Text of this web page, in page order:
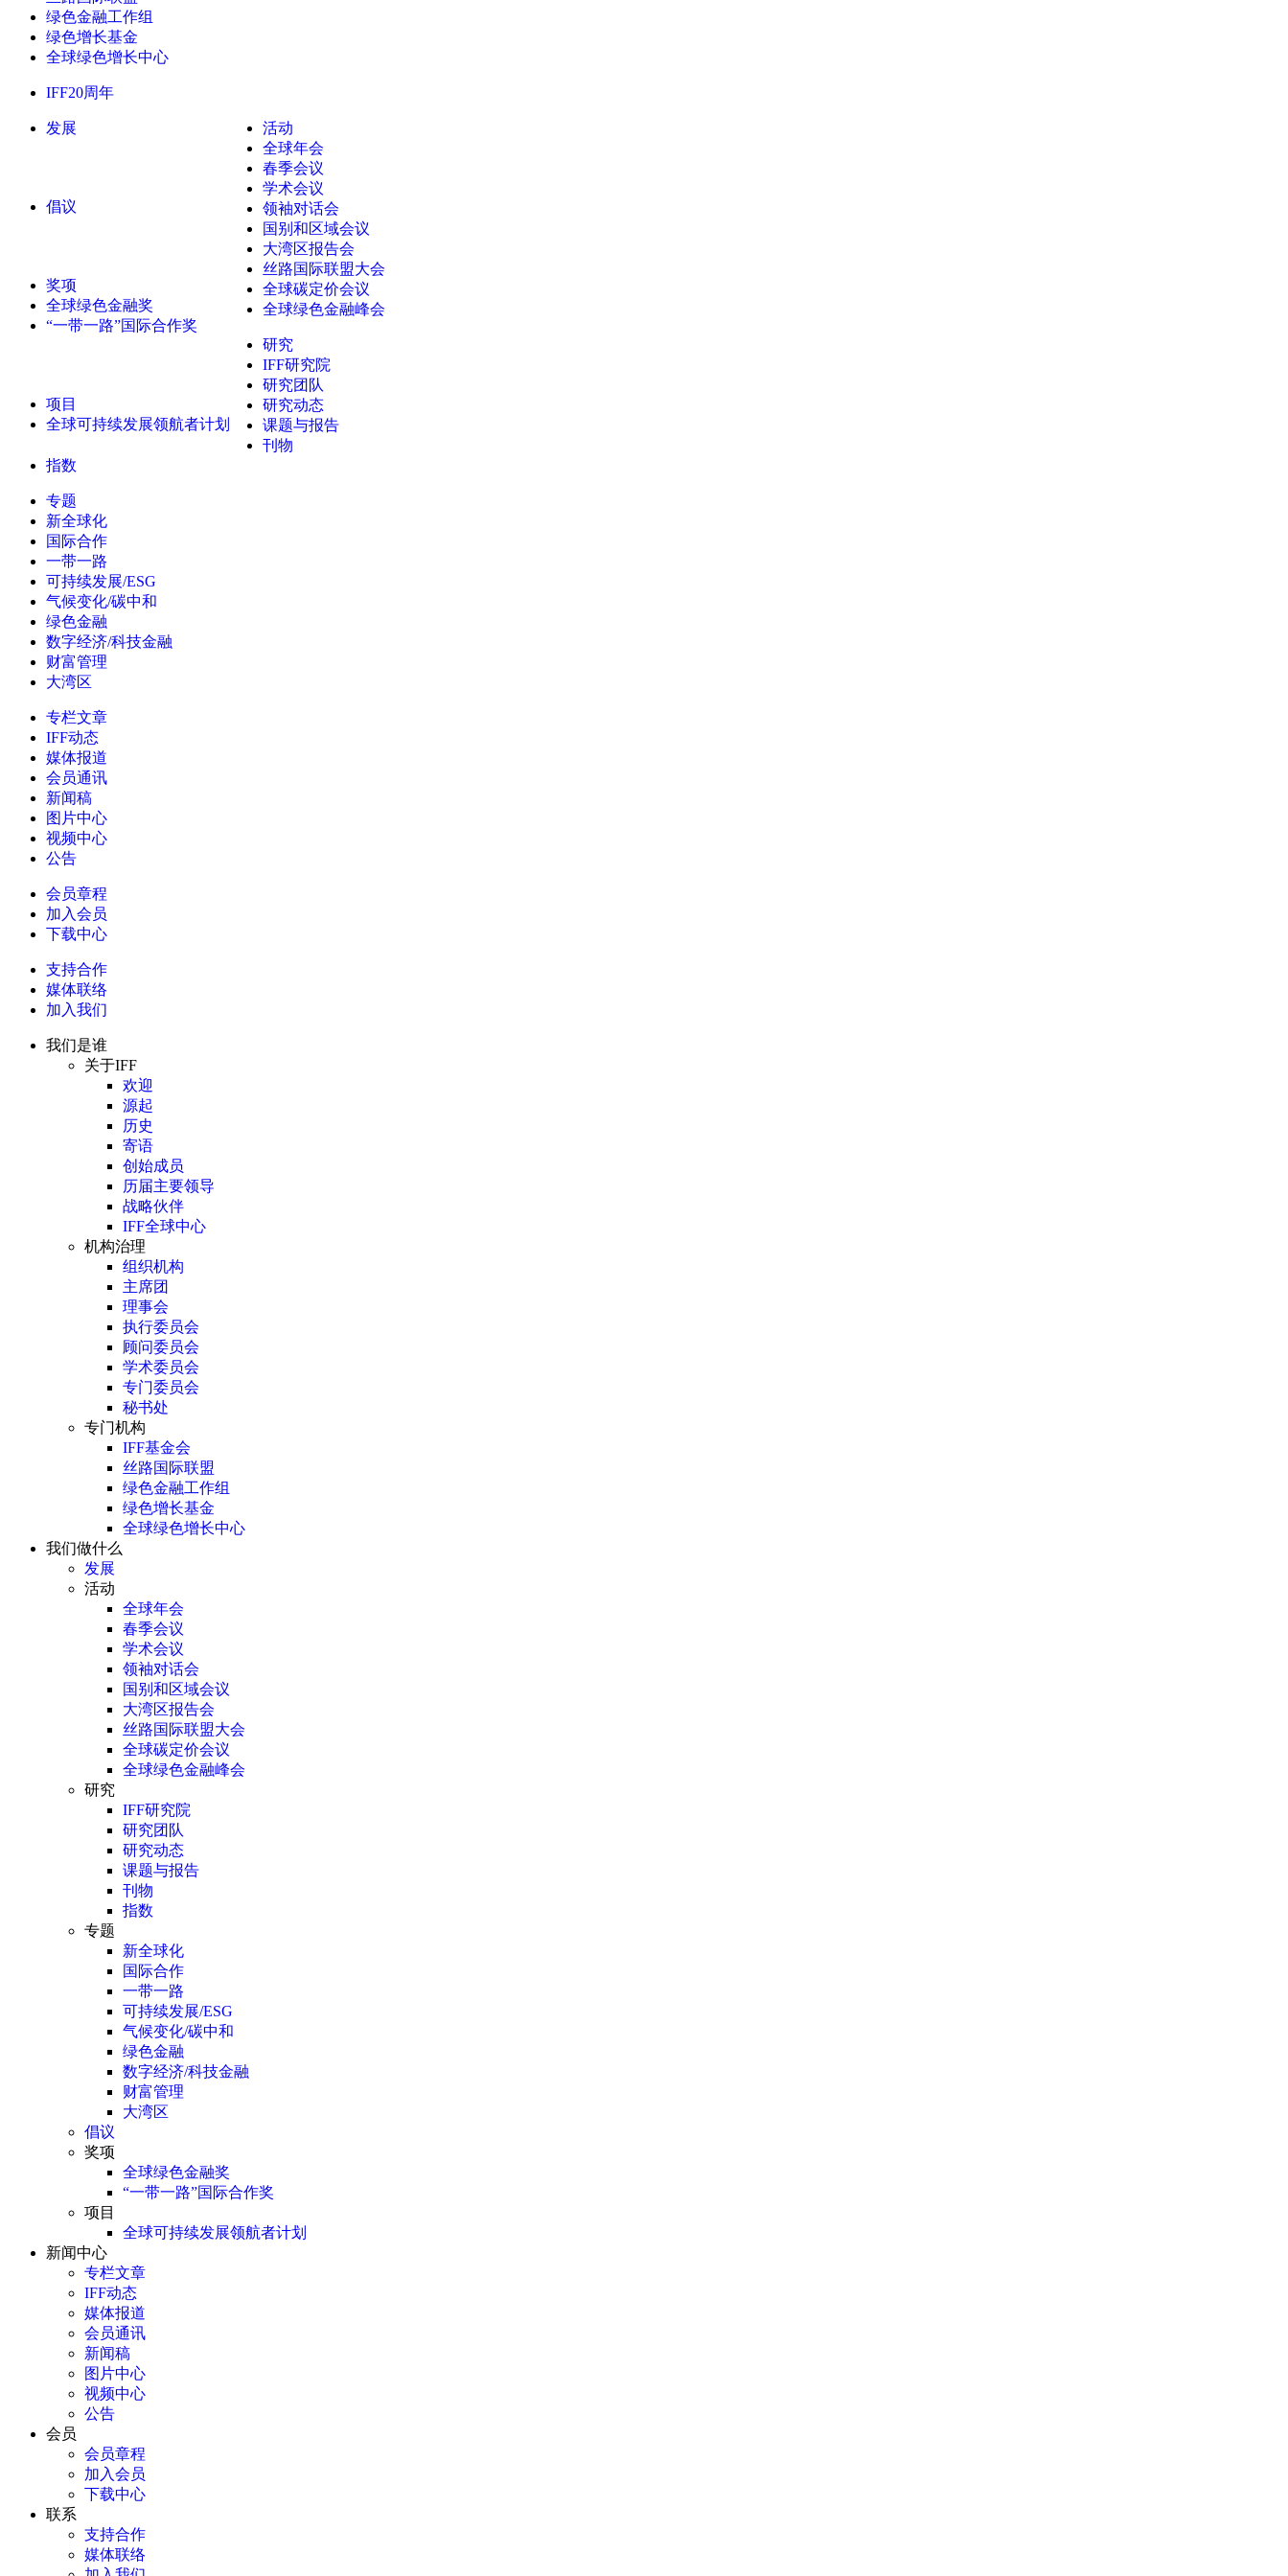
绿色金融工作组
绿色增长基金
全球绿色增长中心
IFF20周年
发展
倡议
奖项
全球绿色金融奖
“一带一路”国际合作奖
项目
全球可持续发展领航者计划
活动
全球年会
春季会议
学术会议
领袖对话会
国别和区域会议
大湾区报告会
丝路国际联盟大会
全球碳定价会议
全球绿色金融峰会
研究
IFF研究院
研究团队
研究动态
课题与报告
刊物
指数
专题
新全球化
国际合作
一带一路
可持续发展/ESG
气候变化/碳中和
绿色金融
数字经济/科技金融
财富管理
大湾区
专栏文章
IFF动态
媒体报道
会员通讯
新闻稿
图片中心
视频中心
公告
会员章程
加入会员
下载中心
支持合作
媒体联络
加入我们
我们是谁
关于IFF
欢迎
源起
历史
寄语
创始成员
历届主要领导
战略伙伴
IFF全球中心
机构治理
组织机构
主席团
理事会
执行委员会
顾问委员会
学术委员会
专门委员会
秘书处
专门机构
IFF基金会
丝路国际联盟
绿色金融工作组
绿色增长基金
全球绿色增长中心
我们做什么
发展
活动
全球年会
春季会议
学术会议
领袖对话会
国别和区域会议
大湾区报告会
丝路国际联盟大会
全球碳定价会议
全球绿色金融峰会
研究
IFF研究院
研究团队
研究动态
课题与报告
刊物
指数
专题
新全球化
国际合作
一带一路
可持续发展/ESG
气候变化/碳中和
绿色金融
数字经济/科技金融
财富管理
大湾区
倡议
奖项
全球绿色金融奖
“一带一路”国际合作奖
项目
全球可持续发展领航者计划
新闻中心
专栏文章
IFF动态
媒体报道
会员通讯
新闻稿
图片中心
视频中心
公告
会员
会员章程
加入会员
下载中心
联系
支持合作
媒体联络